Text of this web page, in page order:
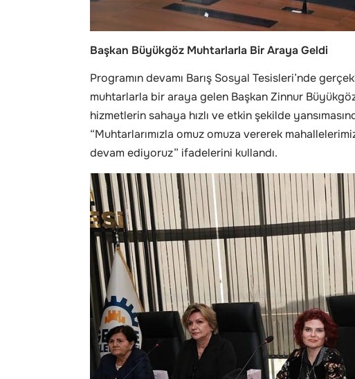
Başkan Büyükgöz Muhtarlarla Bir Araya Geldi
Programın devamı Barış Sosyal Tesisleri’nde
muhtarlarla bir araya gelen Başkan Zinnur
hizmetlerin sahaya hızlı ve etkin şekilde
“Muhtarlarımızla omuz omuza vererek
devam ediyoruz” ifadelerini kullandı.